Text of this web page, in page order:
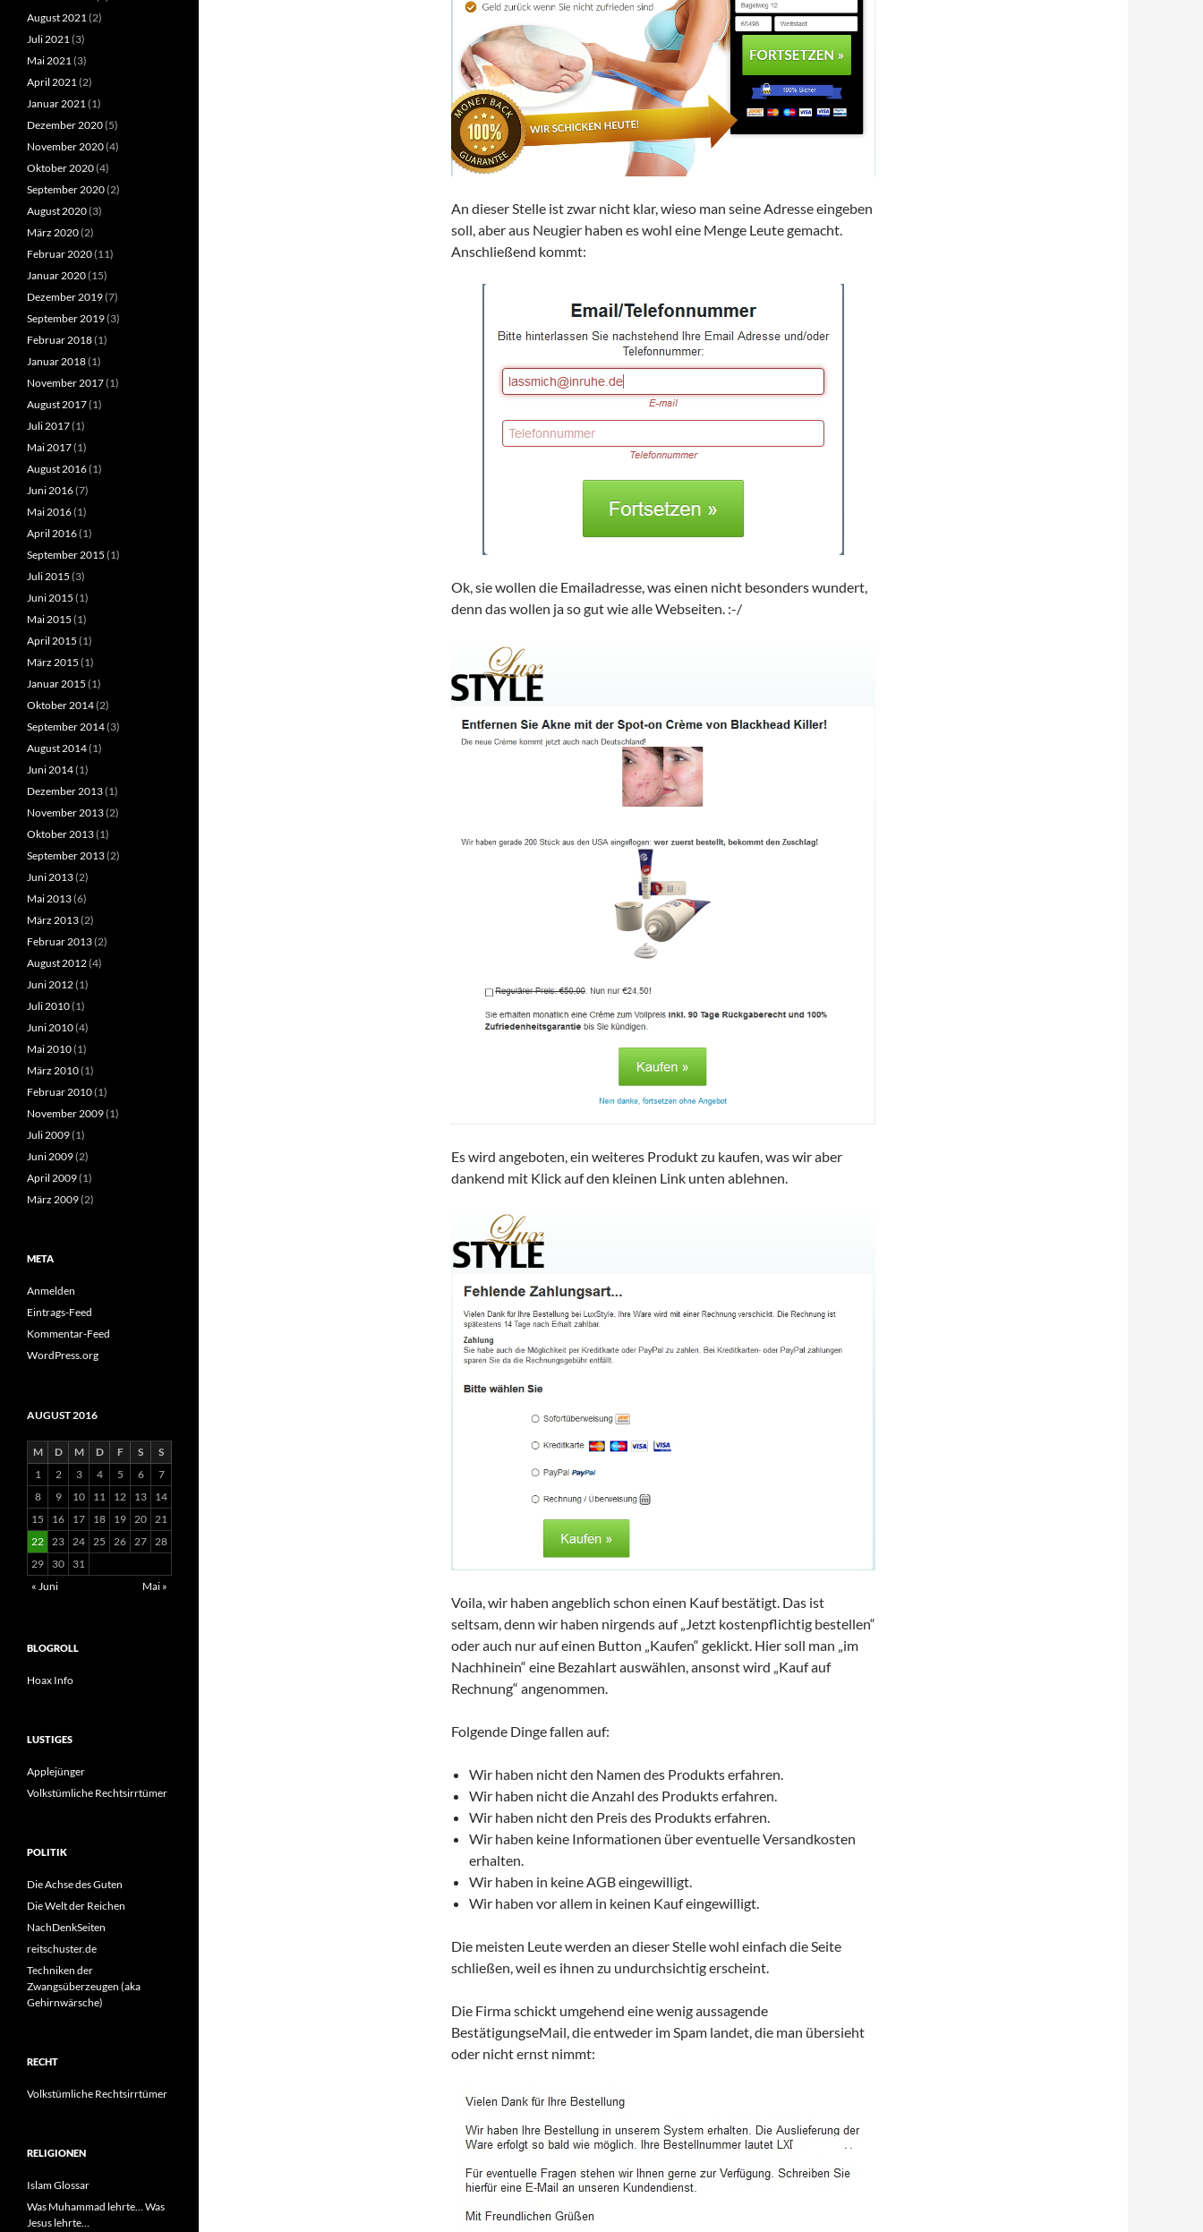
An dieser Stelle ist zwar nicht klar, wieso man seine Adresse eingeben
soll, aber aus Neugier haben es wohl eine Menge Leute gemacht.
Anschließend kommt:
Ok, sie wollen die Emailadresse, was einen nicht besonders wundert,
denn das wollen ja so gut wie alle Webseiten. :-/
Es wird angeboten, ein weiteres Produkt zu kaufen, was wir aber
dankend mit Klick auf den kleinen Link unten ablehnen.
Voila, wir haben angeblich schon einen Kauf bestätigt. Das ist
seltsam, denn wir haben nirgends auf „Jetzt kostenpflichtig bestellen“
oder auch nur auf einen Button „Kaufen“ geklickt. Hier soll man „im
Nachhinein“ eine Bezahlart auswählen, ansonst wird „Kauf auf
Rechnung“ angenommen.
Folgende Dinge fallen auf:
Wir haben nicht den Namen des Produkts erfahren.
Wir haben nicht die Anzahl des Produkts erfahren.
Wir haben nicht den Preis des Produkts erfahren.
Wir haben keine Informationen über eventuelle Versandkosten
erhalten.
Wir haben in keine AGB eingewilligt.
Wir haben vor allem in keinen Kauf eingewilligt.
Die meisten Leute werden an dieser Stelle wohl einfach die Seite
schließen, weil es ihnen zu undurchsichtig erscheint.
Die Firma schickt umgehend eine wenig aussagende
BestätigungseMail, die entweder im Spam landet, die man übersieht
oder nicht ernst nimmt:
August 2021(2)
Juli 2021(3)
Mai 2021(3)
April 2021(2)
Januar 2021(1)
Dezember 2020(5)
November 2020(4)
Oktober 2020(4)
September 2020(2)
August 2020(3)
März 2020(2)
Februar 2020(11)
Januar 2020(15)
Dezember 2019(7)
September 2019(3)
Februar 2018(1)
Januar 2018(1)
November 2017(1)
August 2017(1)
Juli 2017(1)
Mai 2017(1)
August 2016(1)
Juni 2016(7)
Mai 2016(1)
April 2016(1)
September 2015 (1)
Juli 2015 (3)
Juni 2015 (1)
Mai 2015 (1)
April 2015 (1)
März 2015 (1)
Januar 2015 (1)
Oktober 2014(2)
September 2014(3)
August 2014(1)
Juni 2014(1)
Dezember 2013(1)
November 2013(2)
Oktober 2013(1)
September 2013(2)
Juni 2013(2)
Mai 2013(6)
März 2013(2)
Februar 2013(2)
August 2012(4)
Juni 2012(1)
Juli 2010(1)
Juni 2010(4)
Mai 2010(1)
März 2010(1)
Februar 2010(1)
November 2009(1)
Juli 2009(1)
Juni 2009(2)
April 2009(1)
März 2009(2)
META
Anmelden
Eintrags-Feed
Kommentar-Feed
WordPress.org
AUGUST 2016
M D M D F S
S
1
2 3 4 5 6
7
8
9 10 11 12 13
14
15
16 17 18 19 20 21
22 23 24 25 26 27 28
29
30
31
« Juni
Mai »
BLOGROLL
Hoax Info
LUSTIGES
Applejünger
Volkstümliche Rechtsirrtümer
POLITIK
Die Achse des Guten
Die Welt der Reichen
NachDenkSeiten
reitschuster.de
Techniken der
Zwangsüberzeugen (aka
Gehirnwärsche)
RECHT
Volkstümliche Rechtsirrtümer
RELIGIONEN
Islam Glossar
Was Muhammad lehrte… Was
Jesus lehrte…